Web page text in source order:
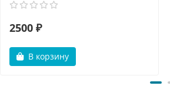
2500 ₽
В корзину